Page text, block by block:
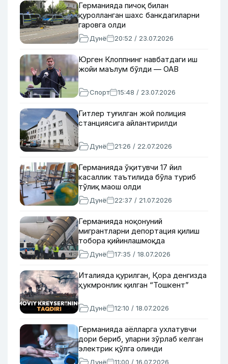
Германияда пичоқ билан
қуролланган шахс банкдагиларни
гаровга олди
Дунё 20:52 / 23.07.2026
Юрген Клоппнинг навбатдаги иш
жойи маълум бўлди — ОАВ
Спорт 15:48 / 23.07.2026
Гитлер туғилган жой полиция
станциясига айлантирилди
Дунё 21:26 / 22.07.2026
Германияда ўқитувчи 17 йил
касаллик таътилида бўла туриб
тўлиқ маош олди
Дунё 22:37 / 21.07.2026
Германияда ноқонуний
мигрантларни депортация қилиш
тобора қийинлашмоқда
Дунё 17:35 / 18.07.2026
Италияда қурилган, Қора денгизда
ҳукмронлик қилган “Тошкент”
Дунё 12:10 / 18.07.2026
Германияда аёлларга ухлатувчи
дори бериб, уларни зўрлаб келган
электрик қўлга олинди
Дунё 11:00 / 16.07.2026